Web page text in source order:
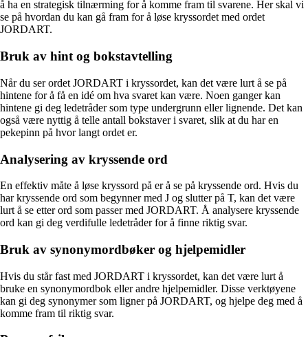
å ha en strategisk tilnærming for å komme fram til svarene. Her skal vi
se på hvordan du kan gå fram for å løse kryssordet med ordet
JORDART.
Bruk av hint og bokstavtelling
Når du ser ordet JORDART i kryssordet, kan det være lurt å se på
hintene for å få en idé om hva svaret kan være. Noen ganger kan
hintene gi deg ledetråder som type undergrunn eller lignende. Det kan
også være nyttig å telle antall bokstaver i svaret, slik at du har en
pekepinn på hvor langt ordet er.
Analysering av kryssende ord
En effektiv måte å løse kryssord på er å se på kryssende ord. Hvis du
har kryssende ord som begynner med J og slutter på T, kan det være
lurt å se etter ord som passer med JORDART. Å analysere kryssende
ord kan gi deg verdifulle ledetråder for å finne riktig svar.
Bruk av synonymordbøker og hjelpemidler
Hvis du står fast med JORDART i kryssordet, kan det være lurt å
bruke en synonymordbok eller andre hjelpemidler. Disse verktøyene
kan gi deg synonymer som ligner på JORDART, og hjelpe deg med å
komme fram til riktig svar.